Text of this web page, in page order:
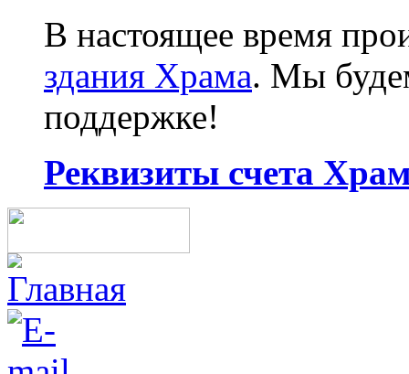
В настоящее время
здания Храма. Мы
поддержке!
Реквизиты счета